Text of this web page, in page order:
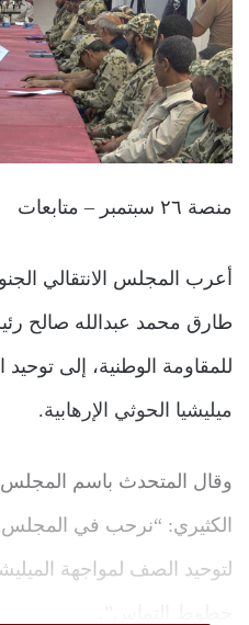
منصة ٢٦ سبتمبر – متابعات
أعرب المجلس الانتقالي
طارق محمد عبدالله صالح
للمقاومة الوطنية، إلى
ميليشيا الحوثي الإرهابية.
وقال المتحدث باسم المجلس
الكثيري: “نرحب في المجلس
لتوحيد الصف لمواجهة